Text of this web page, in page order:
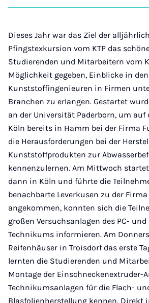
auf
Dieses Jahr war das Ziel der
Pfingstexkursion vom KTP das
Studierenden und Mitarbeitern vom
Möglichkeit gegeben, Einblicke in
Kunststoffingenieuren in Firmen
Branchen zu erlangen. Gestartet
an der Universität Paderborn, um auf
Köln bereits in Hamm bei der Firma
die Herausforderungen bei der
Kunststoffprodukten zur
kennenzulernen. Am Mittwoch
dann in Köln und führte die
benachbarte Leverkusen zu der
angekommen, konnten sich die
großen Versuchsanlagen des PC-
Technikums informieren. Am
Reifenhäuser in Troisdorf das erste
lernten die Studierenden und
Montage der Einschneckenextruder-
Technikumsanlagen für die Flach-
Blasfolienherstellung kennen. Direkt